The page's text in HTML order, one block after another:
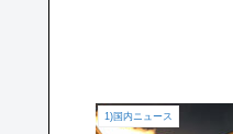
1)国内ニュース